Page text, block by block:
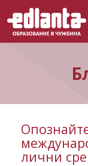
лични